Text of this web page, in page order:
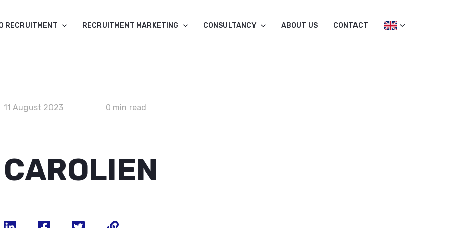
RECRUITMENT RECRUITMENT MARKETING CONSULTANCY ABOUT US CONTACT
11 August 2023 0 min read
CAROLIEN